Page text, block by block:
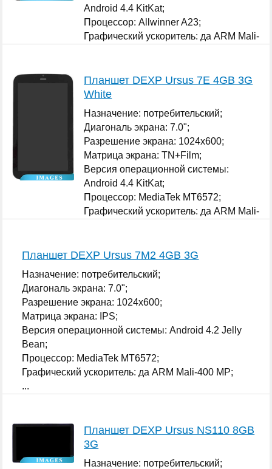
Android 4.4 KitKat;
Процессор: Allwinner A23;
Графический ускоритель: да ARM Mali-
Планшет DEXP Ursus 7E 4GB 3G
White
Назначение: потребительский;
Диагональ экрана: 7.0";
Разрешение экрана: 1024x600;
Матрица экрана: TN+Film;
Версия операционной системы:
Android 4.4 KitKat;
Процессор: MediaTek MT6572;
Графический ускоритель: да ARM Mali-
Планшет DEXP Ursus 7M2 4GB 3G
Назначение: потребительский;
Диагональ экрана: 7.0";
Разрешение экрана: 1024x600;
Матрица экрана: IPS;
Версия операционной системы: Android 4.2 Jelly
Bean;
Процессор: MediaTek MT6572;
Графический ускоритель: да ARM Mali-400 MP;
...
Планшет DEXP Ursus NS110 8GB
3G
Назначение: потребительский;